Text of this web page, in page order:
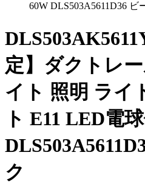
60W DLS503A5611D36 ビ
定】ダクトレ
イト 照明 ライ
ト E11 LED電
ク